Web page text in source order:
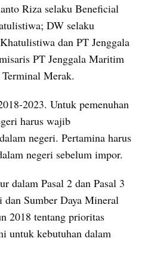
Riza selaku Beneficial
DW selaku
dan PT Jenggala
PT Jenggala Maritim
Merak.
2023. Untuk pemenuhan
harus wajib
negeri. Pertamina harus
negeri sebelum impor.
dalam Pasal 2 dan Pasal 3
Sumber Daya Mineral
2018 tentang prioritas
untuk kebutuhan dalam